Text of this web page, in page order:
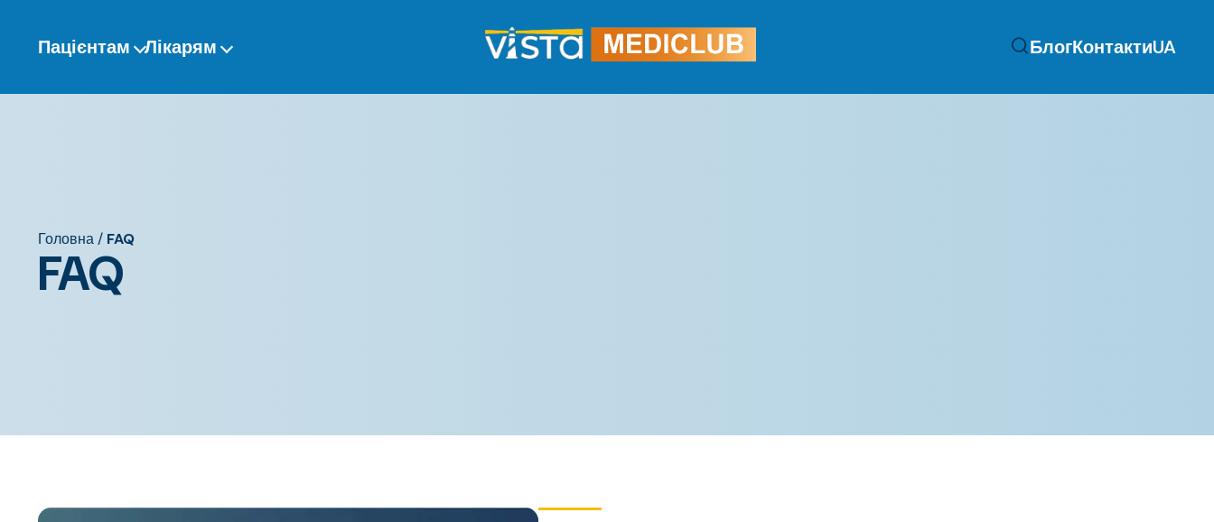
змістуПацієнтам Лікарям БлогКонтактиUA
Головна / FAQ
FAQ